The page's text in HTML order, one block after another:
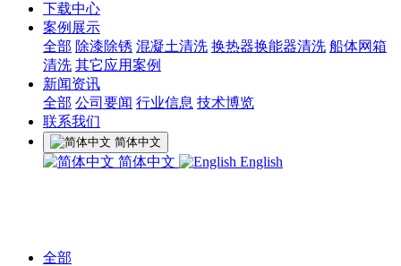
下载中心
案例展示
全部 除漆除锈 混凝土清洗 换热器换能器清洗 船体网箱
清洗 其它应用案例
新闻资讯
全部 公司要闻 行业信息 技术博览
联系我们
简体中文
简体中文 English
全部